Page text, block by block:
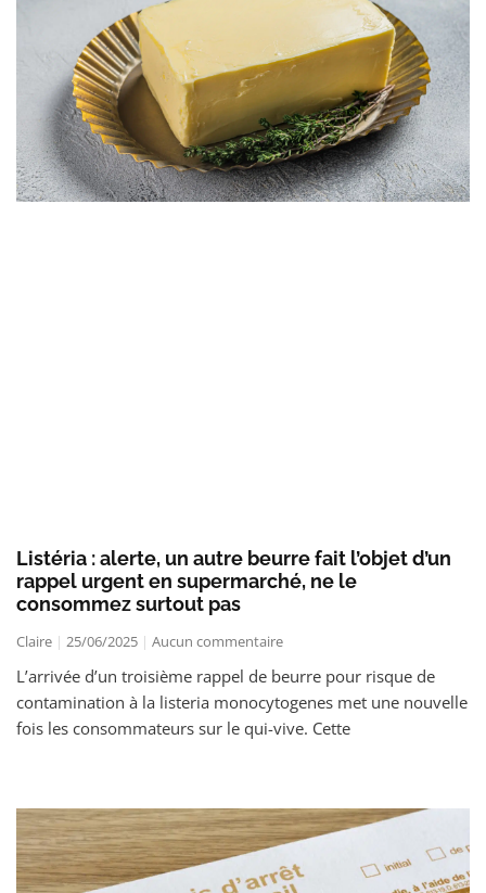
Listéria : alerte, un autre beurre fait l’objet d’un
rappel urgent en supermarché, ne le
consommez surtout pas
Claire 25/06/2025 Aucun commentaire
L’arrivée d’un troisième rappel de beurre pour risque de
contamination à la listeria monocytogenes met une nouvelle
fois les consommateurs sur le qui-vive. Cette